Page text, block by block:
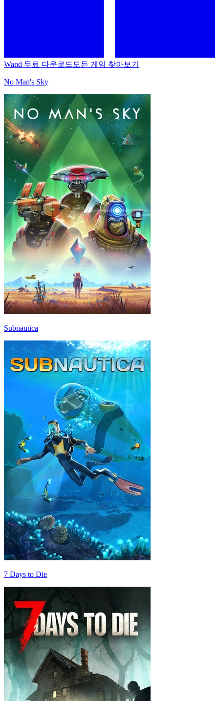
Wand 무료 다운로드 모든 게임 찾아보기
No Man's Sky
Subnautica
7 Days to Die